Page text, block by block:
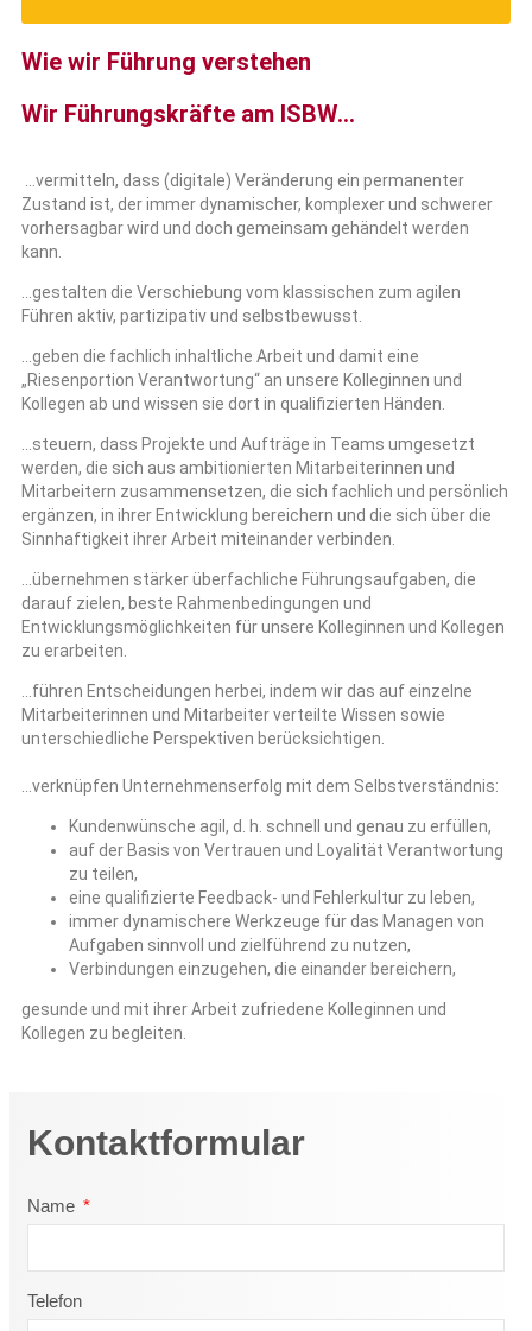
Wie wir Führung verstehen
Wir Führungskräfte am ISBW...
…vermitteln, dass (digitale) Veränderung ein permanenter
Zustand ist, der immer dynamischer, komplexer und schwerer
vorhersagbar wird und doch gemeinsam gehändelt werden
kann.
…gestalten die Verschiebung vom klassischen zum agilen
Führen aktiv, partizipativ und selbstbewusst.
…geben die fachlich inhaltliche Arbeit und damit eine
„Riesenportion Verantwortung“ an unsere Kolleginnen und
Kollegen ab und wissen sie dort in qualifizierten Händen.
…steuern, dass Projekte und Aufträge in Teams umgesetzt
werden, die sich aus ambitionierten Mitarbeiterinnen und
Mitarbeitern zusammensetzen, die sich fachlich und persönlich
ergänzen, in ihrer Entwicklung bereichern und die sich über die
Sinnhaftigkeit ihrer Arbeit miteinander verbinden.
…übernehmen stärker überfachliche Führungsaufgaben, die
darauf zielen, beste Rahmenbedingungen und
Entwicklungsmöglichkeiten für unsere Kolleginnen und Kollegen
zu erarbeiten.
…führen Entscheidungen herbei, indem wir das auf einzelne
Mitarbeiterinnen und Mitarbeiter verteilte Wissen sowie
unterschiedliche Perspektiven berücksichtigen.
…verknüpfen Unternehmenserfolg mit dem Selbstverständnis:
Kundenwünsche agil, d. h. schnell und genau zu erfüllen,
auf der Basis von Vertrauen und Loyalität Verantwortung
zu teilen,
eine qualifizierte Feedback- und Fehlerkultur zu leben,
immer dynamischere Werkzeuge für das Managen von
Aufgaben sinnvoll und zielführend zu nutzen,
Verbindungen einzugehen, die einander bereichern,
gesunde und mit ihrer Arbeit zufriedene Kolleginnen und
Kollegen zu begleiten.
Kontaktformular
Name
Telefon